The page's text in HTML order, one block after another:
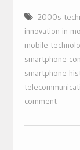
2000s
innovation in
mobile
smartphone
smartphone
comment